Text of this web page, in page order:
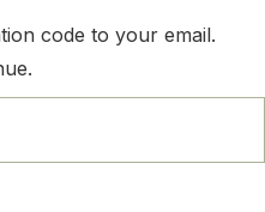
code to your email.